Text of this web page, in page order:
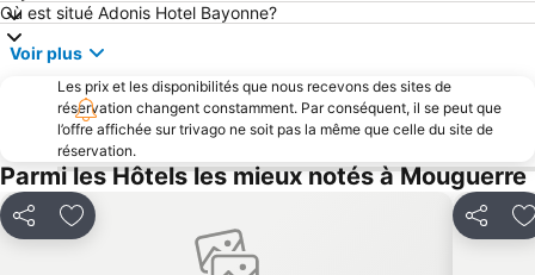
Port de plaisance d'Hendaye
Aquarium de San Sebastián
Le Port Vieux
Puerto de Pasajes
Centre historique
Dunes
Akartegi
Plage du Miramar
Quais de la Nive
Circuits Découvertes Centre Ville
Où est situé Adonis Hotel Bayonne?
Voir plus
Les prix et les disponibilités que nous recevons des sites de
réservation changent constamment. Par conséquent, il se peut que
l’offre affichée sur trivago ne soit pas la même que celle du site de
réservation.
Parmi les Hôtels les mieux notés à Mouguerre
PartagerAjouter à mes favoris Partager